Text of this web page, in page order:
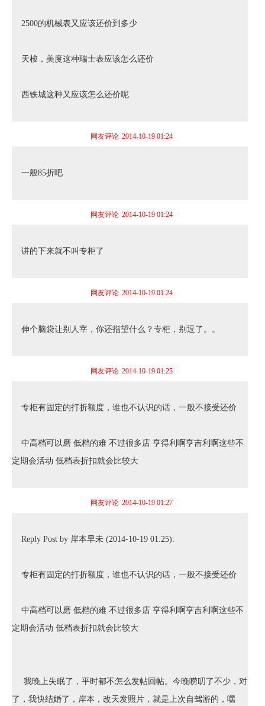
2500的机械表又应该还价到多少
天梭，美度这种瑞士表应该怎么还价
西铁城这种又应该怎么还价呢
网友评论 2014-10-19 01:24
一般85折吧
网友评论 2014-10-19 01:24
讲的下来就不叫专柜了
网友评论 2014-10-19 01:24
伸个脑袋让别人宰，你还指望什么？专柜，别逗了。。
网友评论 2014-10-19 01:25
专柜有固定的打折额度，谁也不认识的话，一般不接受还价
中高档可以磨 低档的难 不过很多店 亨得利啊亨吉利啊这些不
定期会活动 低档表折扣就会比较大
网友评论 2014-10-19 01:27
Reply Post by 岸本早未 (2014-10-19 01:25):
专柜有固定的打折额度，谁也不认识的话，一般不接受还价
中高档可以磨 低档的难 不过很多店 亨得利啊亨吉利啊这些不
定期会活动 低档表折扣就会比较大
我晚上失眠了，平时都不怎么发帖回帖。今晚唠叨了不少，对
了，我快结婚了，岸本，改天发照片，就是上次自驾游的，嘿